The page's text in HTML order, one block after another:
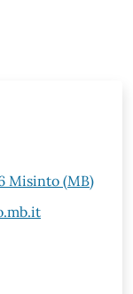
Misinto (MB)